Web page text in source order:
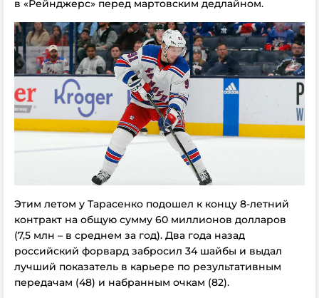
в «Рейнджерс» перед мартовским дедлайном.
Этим летом у Тарасенко подошел к концу 8-летний
контракт на общую сумму 60 миллионов долларов
(7,5 млн – в среднем за год). Два года назад
российский форвард забросил 34 шайбы и выдал
лучший показатель в карьере по результативным
передачам (48) и набранным очкам (82).